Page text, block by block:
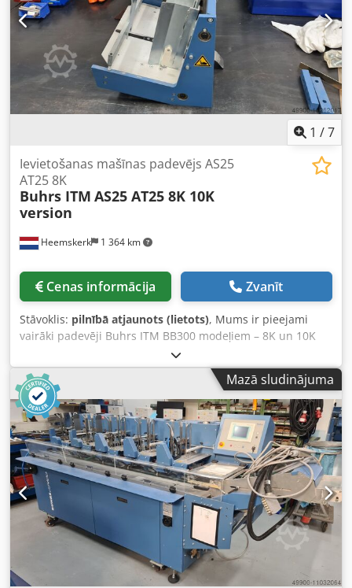
1 /7
Heemskerk 1 364 km
Ievietošanas mašīnas padevējs AS25
AT25 8K
Buhrs ITM AS25 AT25 8K 10K
version
Cenas informācija Zvanīt
Stāvoklis: pilnībā atjaunots (lietots), Mums ir pieejami
vairāki padevēji Buhrs ITM BB300 modeļiem – 8K un 10K
versijām. AS25 virzāmā padevēja sistēmas 8K un 10K
versijām AT25 rotācijas padevēja 8K un 10K versijām
Dwodjtuk Rbopfx Alxsa Sazinieties ar mums un informējiet,
kas Jums nepieciešams. Mums noteikti būs pareizais
risinājums!
Mazā sludinājuma